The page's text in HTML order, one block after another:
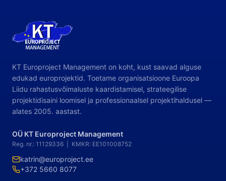
KT Europroject Management on koht, kust saavad alguse
edukad europrojektid. Toetame organisatsioone Euroopa
Liidu rahastusvõimaluste kaardistamisel, strateegilise
projektidisaini loomisel ja professionaalsel projektihaldusel —
alates 2005. aastast.
OÜ KT Europroject Management
Reg. nr.: 11129336 | KMKR: EE101008752
katrin@europroject.ee
+372 5660 8077